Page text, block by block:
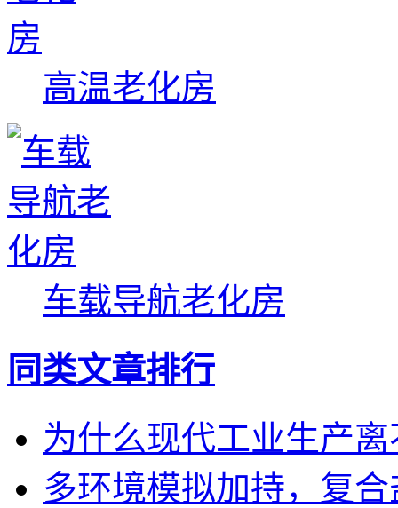
高温老化房
车载导航老化房
同类文章排行
为什么现代工业生产
多环境模拟加持，复